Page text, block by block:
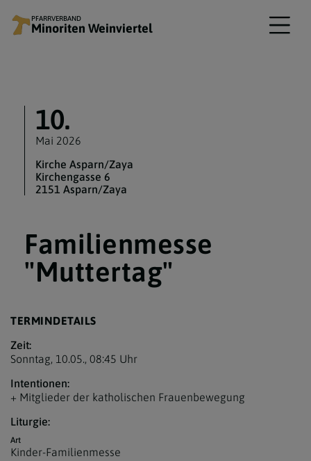
PFARRVERBAND
Minoriten Weinviertel
10.
Mai 2026
Kirche Asparn/Zaya
Kirchengasse 6
2151 Asparn/Zaya
Familienmesse
"Muttertag"
TERMINDETAILS
Zeit:
Sonntag, 10.05., 08:45 Uhr
Intentionen:
+ Mitglieder der katholischen Frauenbewegung
Liturgie:
Art
Kinder-Familienmesse